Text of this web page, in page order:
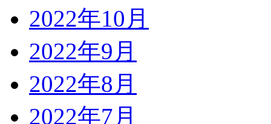
2022年10月
2022年9月
2022年8月
2022年7月